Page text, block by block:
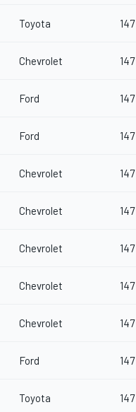
Toyota 147
Chevrolet 147
Ford 147
Ford 147
Chevrolet 147
Chevrolet 147
Chevrolet 147
Chevrolet 147
Chevrolet 147
Ford 147
Toyota 147